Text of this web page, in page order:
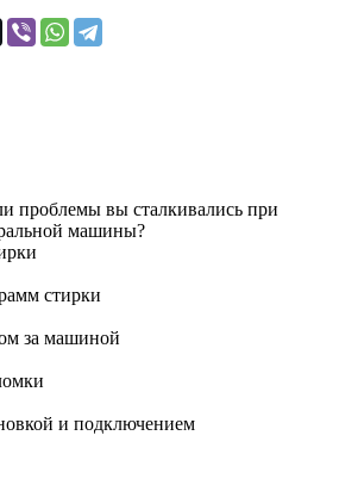
проблемы вы сталкивались при
машины?
стирки
за машиной
и подключением